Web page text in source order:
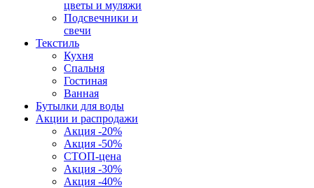
цветы и муляжи
Подсвечники и
свечи
Текстиль
Кухня
Спальня
Гостиная
Ванная
Бутылки для воды
Акции и распродажи
Акция -20%
Акция -50%
СТОП-цена
Акция -30%
Акция -40%